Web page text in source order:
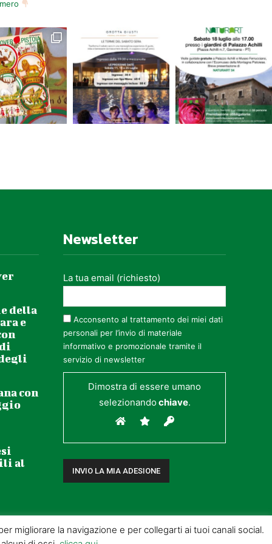
della
e
con
al
Newsletter
La tua email (richiesto)
Acconsento al trattamento dei miei dati
personali per l’invio di materiale
informativo e promozionale tramite il
servizio di newsletter
Dimostra di essere umano
selezionandochiave.
migliorare la navigazione e per collegarti ai tuoi canali social.